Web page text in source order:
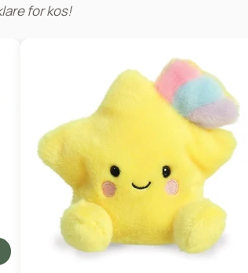
for kos!